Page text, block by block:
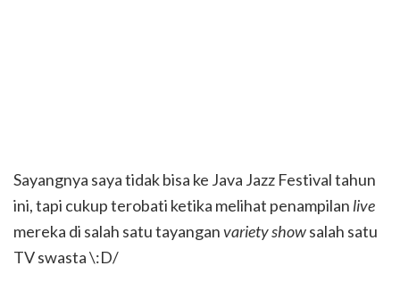
Sayangnya saya tidak bisa ke Java Jazz Festival tahun
ini, tapi cukup terobati ketika melihat penampilan live
mereka di salah satu tayanganvariety showsalah satu
TV swasta \:D/